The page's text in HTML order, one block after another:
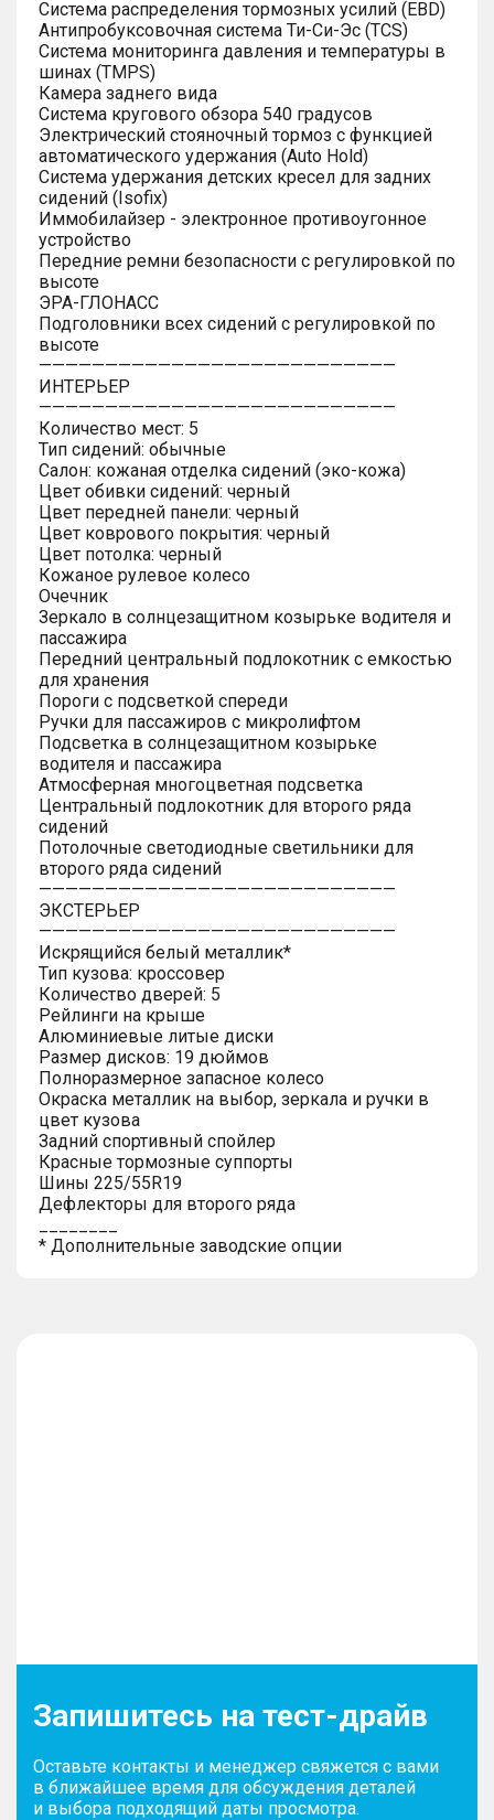
Система распределения тормозных усилий (EBD)
Антипробуксовочная система Ти-Си-Эс (TCS)
Система мониторинга давления и температуры в
шинах (TMPS)
Камера заднего вида
Система кругового обзора 540 градусов
Электрический стояночный тормоз с функцией
автоматического удержания (Auto Hold)
Система удержания детских кресел для задних
сидений (Isofix)
Иммобилайзер - электронное противоугонное
устройство
Передние ремни безопасности с регулировкой по
высоте
ЭРА-ГЛОНАСС
Подголовники всех сидений с регулировкой по
высоте
———————————————————————————
ИНТЕРЬЕР
———————————————————————————
Количество мест: 5
Тип сидений: обычные
Салон: кожаная отделка сидений (эко-кожа)
Цвет обивки сидений: черный
Цвет передней панели: черный
Цвет коврового покрытия: черный
Цвет потолка: черный
Кожаное рулевое колесо
Очечник
Зеркало в солнцезащитном козырьке водителя и
пассажира
Передний центральный подлокотник с емкостью
для хранения
Пороги с подсветкой спереди
Ручки для пассажиров с микролифтом
Подсветка в солнцезащитном козырьке
водителя и пассажира
Атмосферная многоцветная подсветка
Центральный подлокотник для второго ряда
сидений
Потолочные светодиодные светильники для
второго ряда сидений
———————————————————————————
ЭКСТЕРЬЕР
———————————————————————————
Искрящийся белый металлик*
Тип кузова: кроссовер
Количество дверей: 5
Рейлинги на крыше
Алюминиевые литые диски
Размер дисков: 19 дюймов
Полноразмерное запасное колесо
Окраска металлик на выбор, зеркала и ручки в
цвет кузова
Задний спортивный спойлер
Красные тормозные суппорты
Шины 225/55R19
Дефлекторы для второго ряда
* Дополнительные заводские опции
Запишитесь на тест-драйв
Оставьте контакты и менеджер свяжется с вами
в ближайшее время для обсуждения деталей
и выбора подходящий даты просмотра.